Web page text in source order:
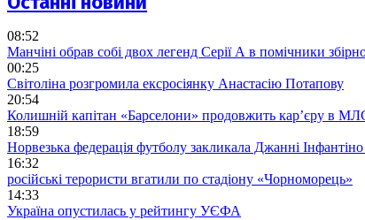
08:52
Манчіні обрав собі двох легенд Серії А в помічники збірної
00:25
Світоліна розгромила ексросіянку Анастасію Потапову
20:54
Колишній капітан «Барселони» продовжить кар’єру в
18:59
Норвезька федерація футболу закликала Джанні
16:32
російські терористи вгатили по стадіону «Чорноморець»
14:33
Україна опустилась у рейтингу УЄФА